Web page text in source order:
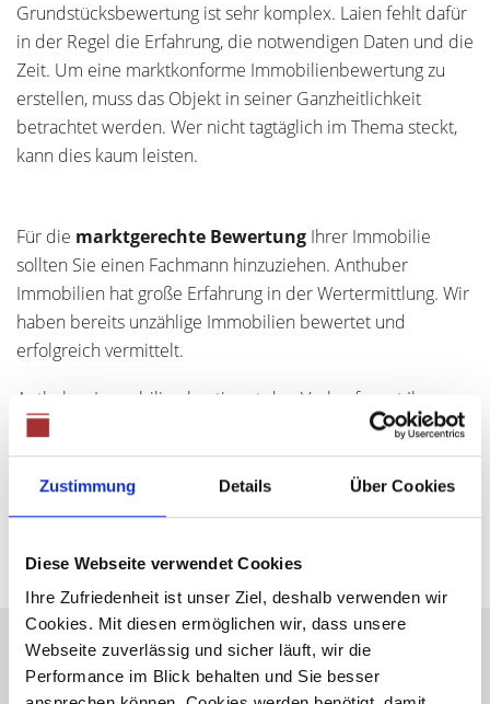
Zustimmung Details Über Cookies
Diese Webseite verwendet Cookies
Ihre Zufriedenheit ist unser Ziel, deshalb verwenden wir
Cookies. Mit diesen ermöglichen wir, dass unsere
Webseite zuverlässig und sicher läuft, wir die
Performance im Blick behalten und Sie besser
Grundstücksbewertung ist sehr komplex. Laien fehlt dafür
in der Regel die Erfahrung, die notwendigen Daten und die
Zeit. Um eine marktkonforme Immobilienbewertung zu
erstellen, muss das Objekt in seiner Ganzheitlichkeit
betrachtet werden. Wer nicht tagtäglich im Thema steckt,
kann dies kaum leisten.
Für die marktgerechte Bewertung Ihrer Immobilie
sollten Sie einen Fachmann hinzuziehen. Anthuber
Immobilien hat große Erfahrung in der Wertermittlung. Wir
haben bereits unzählige Immobilien bewertet und
erfolgreich vermittelt.
Anthuber Immobilien bestimmt den Verkaufswert Ihrer
Immobilie. Dies geschieht in einem ausführlichen
Wertgutachten. Darin berechnen wir den Marktwert
nach dem Ertragswert-, Sachwert- und
Vergleichswertverfahren.
Wichtig zu wissen: Bei einem Wertgutachten handelt es